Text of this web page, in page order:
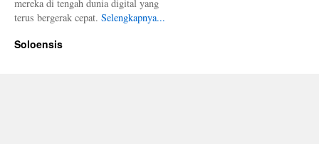
mereka di tengah dunia digital yang
terus bergerak cepat. Selengkapnya...
Soloensis